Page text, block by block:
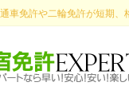
車免許や二輪免許が短期